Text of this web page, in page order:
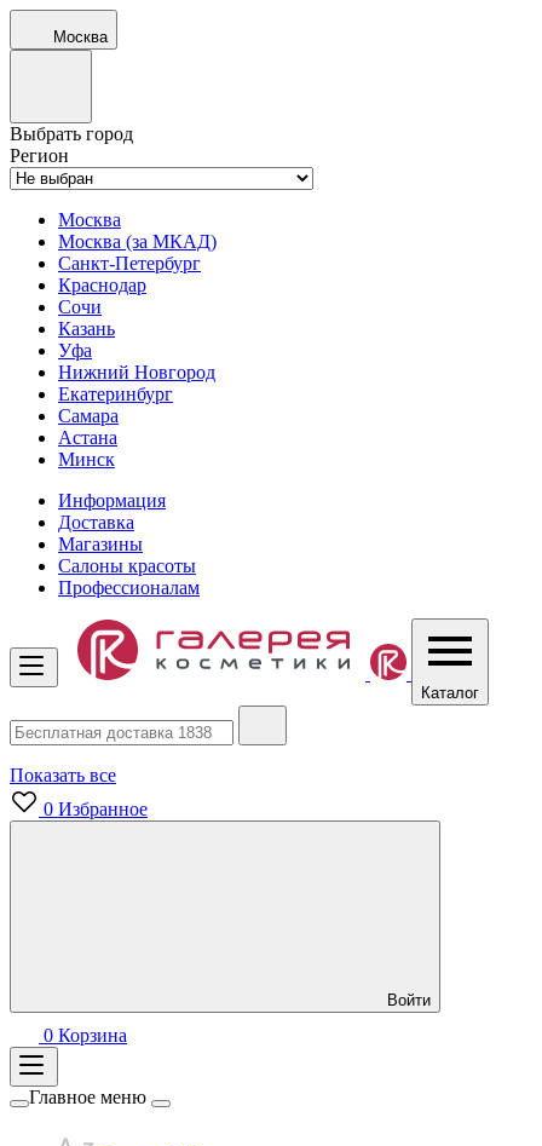
Москва
Выбрать город
Регион
Москва
Москва (за МКАД)
Санкт-Петербург
Краснодар
Сочи
Казань
Уфа
Нижний Новгород
Екатеринбург
Самара
Астана
Минск
Информация
Доставка
Магазины
Салоны красоты
Профессионалам
Каталог
Показать все
0 Избранное
Войти
0 Корзина
Главное меню